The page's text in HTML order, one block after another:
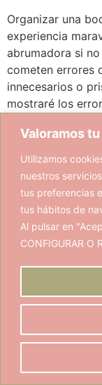
Valoramos
Utilizamos
nuestros
tus preferencias
tus hábitos de
Al pulsar en
CONFIGURAR O
Organizar una
experiencia
abrumadora si
cometen errores
innecesarios o
mostraré los
disfrutar del […]